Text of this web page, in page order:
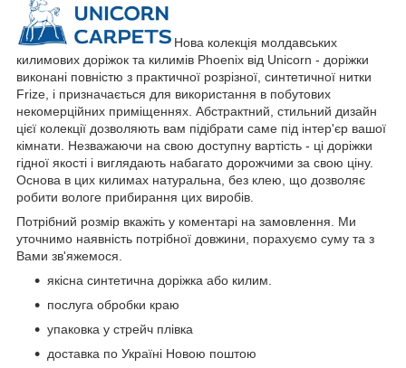
Нова колекція молдавських
килимових доріжок та килимів Phoenix від Unicorn - доріжки
виконані повністю з практичної розрізної, синтетичної нитки
Frize, і призначається для використання в побутових
некомерційних приміщеннях. Абстрактний, стильний дизайн
цієї колекції дозволяють вам підібрати саме під інтер'єр вашої
кімнати. Незважаючи на свою доступну вартість - ці доріжки
гідної якості і виглядають набагато дорожчими за свою ціну.
Основа в цих килимах натуральна, без клею, що дозволяє
робити вологе прибирання цих виробів.
Потрібний розмір вкажіть у коментарі на замовлення. Ми
уточнимо наявність потрібної довжини, порахуємо суму та з
Вами зв'яжемося.
якісна синтетична доріжка або килим.
послуга обробки краю
упаковка у стрейч плівка
доставка по Україні Новою поштою